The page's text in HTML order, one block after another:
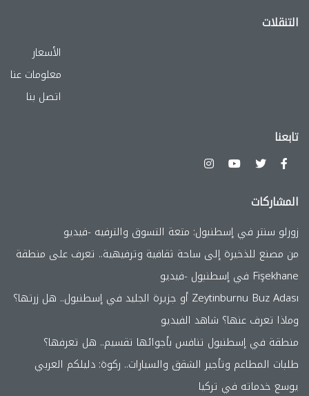
التنقلات
الأسعار
معلومات عنا
اتصل بنا
تابعنا
المشاركات
زورلو سنتر في إسطنبول: متعة التسوق والترفيه -فيديو
من مصنع للذخيرة إلى ساحة ثقافية وترفيهية.. تعرف على منطقة
Fişekhane في إسطنبول -فيديو
Zeytinburnu Buz Adası أو جزيرة الجليد في إسطنبول.. هل زرتها؟
وماذا تعرف عنها؟ شاهد الفيديو
منطقة في إسطنبول تنافس بأجوائها تقسيم.. هل تعرفها؟
طلبات المطاعم وتأجير الشقق والسيارات.. ركوة: دليلكم العربي
يوسع خدماته في تركيا